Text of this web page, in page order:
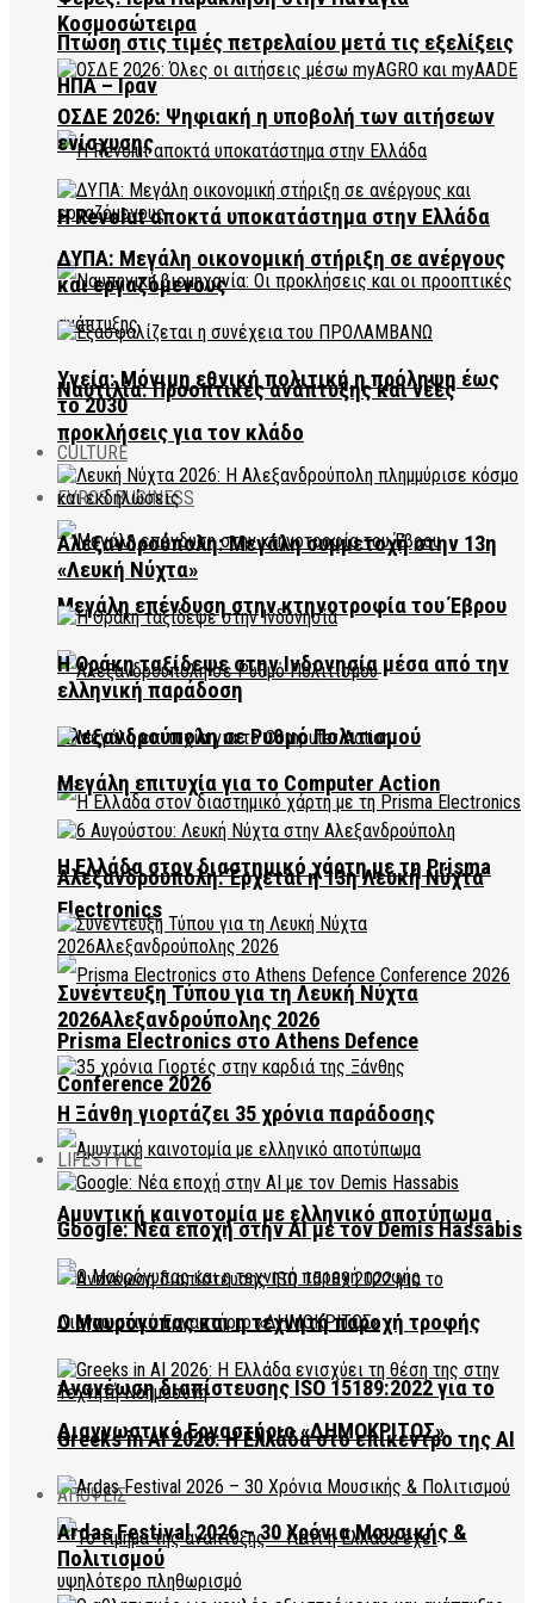
Πτώση στις τιμές πετρελαίου μετά τις εξελίξεις
ΗΠΑ – Ιράν
Η Revolut αποκτά υποκατάστημα στην Ελλάδα
Ναυτιλία: Προοπτικές ανάπτυξης και νέες
προκλήσεις για τον κλάδο
EVROS BUSINESS
Μεγάλη επένδυση στην κτηνοτροφία του Έβρου
Αλεξανδρούπολη σε Ρυθμό Πολιτισμού
Η Ελλάδα στον διαστημικό χάρτη με τη Prisma
Electronics
Prisma Electronics στο Athens Defence
Conference 2026
Αμυντική καινοτομία με ελληνικό αποτύπωμα
Ανανέωση διαπίστευσης ISO 15189:2022 για το
Διαγνωστικό Εργαστήριο «ΔΗΜΟΚΡΙΤΟΣ»
ΑΠΟΨΕΙΣ
Κοσμοσώτειρα
ΟΣΔΕ 2026: Ψηφιακή η υποβολή των αιτήσεων
ενίσχυσης
ΔΥΠΑ: Μεγάλη οικονομική στήριξη σε ανέργους
και εργαζόμενους
Υγεία: Μόνιμη εθνική πολιτική η πρόληψη έως
το 2030
CULTURE
Αλεξανδρούπολη: Μεγάλη συμμετοχή στην 13η
«Λευκή Νύχτα»
Η Θράκη ταξίδεψε στην Ινδονησία μέσα από την
ελληνική παράδοση
Μεγάλη επιτυχία για το Computer Action
Αλεξανδρούπολη: Έρχεται η 13η Λευκή Νύχτα
Συνέντευξη Τύπου για τη Λευκή Νύχτα
2026Αλεξανδρούπολης 2026
Η Ξάνθη γιορτάζει 35 χρόνια παράδοσης
LIFESTYLE
Google: Νέα εποχή στην AI με τον Demis Hassabis
Ο Μαυρόγυπας και η τεχνητή παροχή τροφής
Greeks in AI 2026: Η Ελλάδα στο επίκεντρο της AI
Ardas Festival 2026 – 30 Χρόνια Μουσικής &
Πολιτισμού